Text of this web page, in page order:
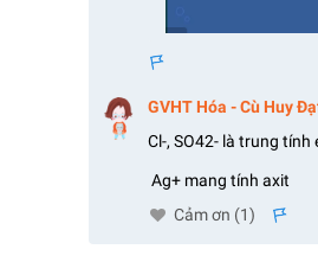
GVHT Hóa - Cù Huy
Cl-, SO42- là trung tính
Ag+ mang tính axit
Cảm ơn (1)